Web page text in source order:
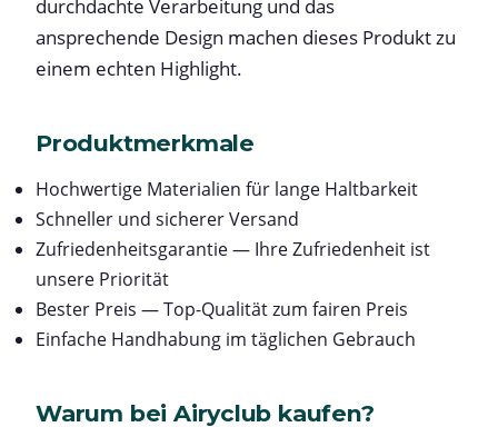
durchdachte Verarbeitung und das
ansprechende Design machen dieses Produkt zu
einem echten Highlight.
Produktmerkmale
Hochwertige Materialien für lange Haltbarkeit
Schneller und sicherer Versand
Zufriedenheitsgarantie — Ihre Zufriedenheit ist
unsere Priorität
Bester Preis — Top-Qualität zum fairen Preis
Einfache Handhabung im täglichen Gebrauch
Warum bei Airyclub kaufen?